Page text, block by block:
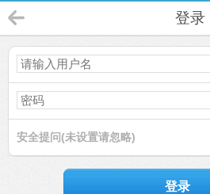
登录
安全提问(未设置请忽略)
登录